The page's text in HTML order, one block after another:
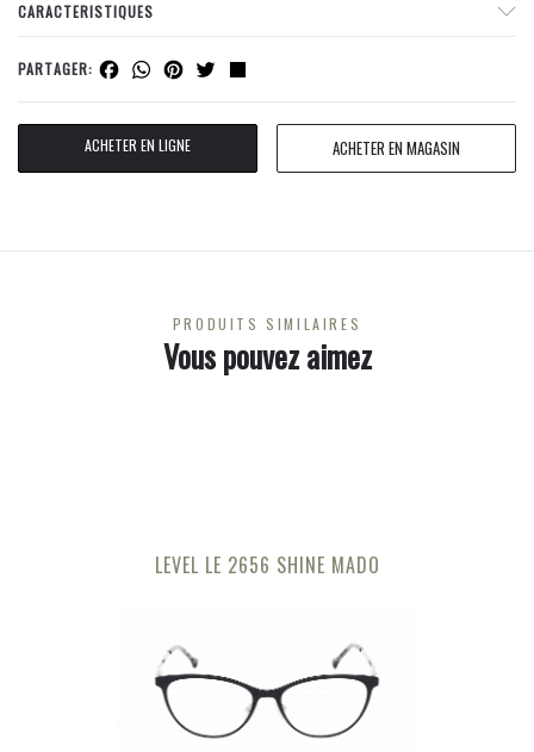
CARACTERISTIQUES
PARTAGER: Facebook
WhatsApp
Pinterest
Twitter
ACHETER EN LIGNE ACHETER EN MAGASIN
PRODUITS SIMILAIRES
Vous pouvez aimez
LEVEL LE 2656 SHINE MADO